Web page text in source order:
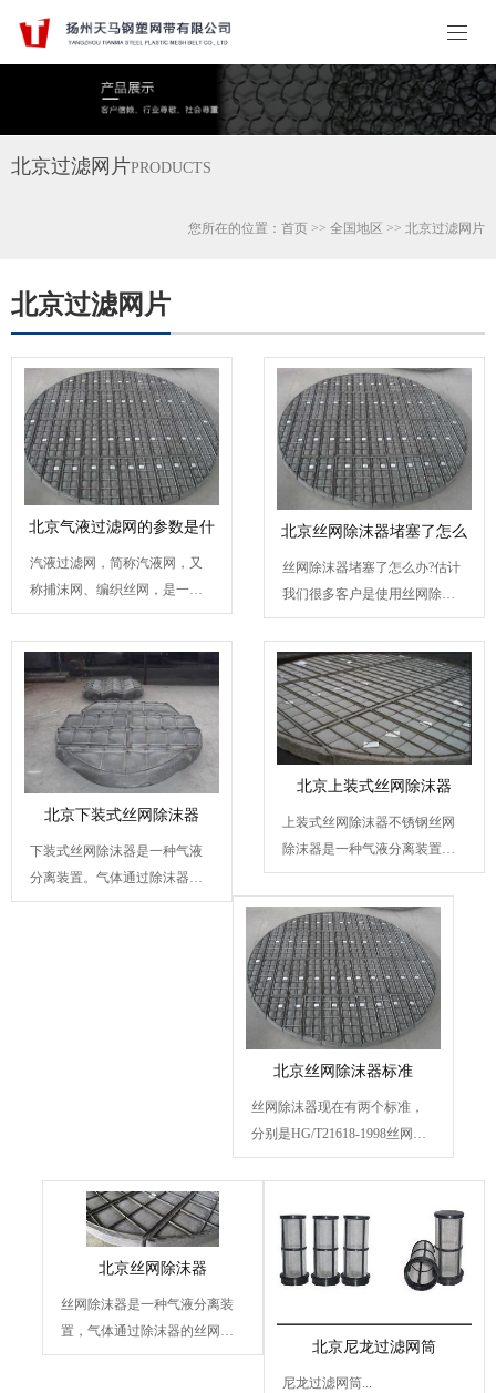
北京过滤网片PRODUCTS
您所在的位置： 首页 >> 全国地区 >> 北京过滤网片
北京过滤网片
北京气液过滤网的参数是什
汽液过滤网，简称汽液网，又
称捕沫网、编织丝网，是一种
以特殊形式编织的丝网，...
北京丝网除沫器堵塞了怎么
丝网除沫器堵塞了怎么办?估计
我们很多客户是使用丝网除沫
器的时候都会碰到这样的...
北京下装式丝网除沫器
下装式丝网除沫器是一种气液
分离装置。气体通过除沫器的
丝网垫，可除去夹带的雾...
北京上装式丝网除沫器
上装式丝网除沫器不锈钢丝网
除沫器是一种气液分离装置。
气体通过除沫器的丝网垫...
北京丝网除沫器标准
丝网除沫器现在有两个标准，
分别是HG/T21618-1998丝网除
沫器标准和HG/T21586-1998抽
北京丝网除沫器
丝网除沫器是一种气液分离装
置，气体通过除沫器的丝网垫
时可除去夹带的雾沫等水...
北京尼龙过滤网筒
尼龙过滤网筒...